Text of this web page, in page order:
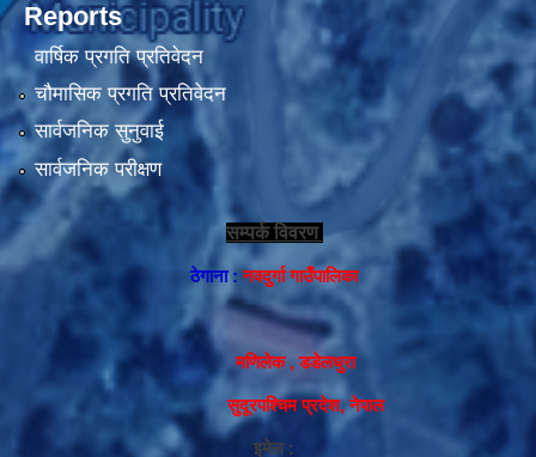
Reports
वार्षिक प्रगति प्रतिवेदन
चौमासिक प्रगति प्रतिवेदन
सार्वजनिक सुनुवाई
सार्वजनिक परीक्षण
सम्पर्क विवरण
ठेगाना :नवदुर्गा गाउँपालिका
मणिलेक , डडेलधुरा
सुदूरपश्चिम प्रदेश, नेपाल
इमेल :